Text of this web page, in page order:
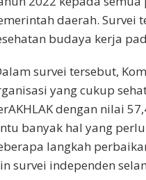
daerah. Survei
budaya kerja
survei tersebut,
yang cukup
dengan nilai
banyak hal yang
langkah
survei independen